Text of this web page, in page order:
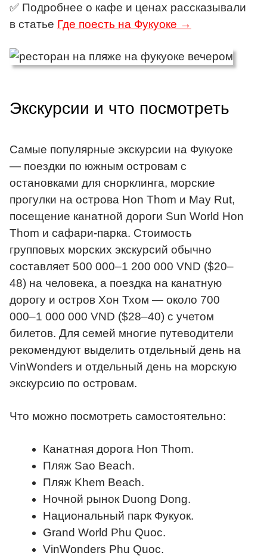
✅ Подробнее о кафе и ценах рассказывали
в статье Где поесть на Фукуоке →
Экскурсии и что посмотреть
Самые популярные экскурсии на Фукуоке
— поездки по южным островам с
остановками для снорклинга, морские
прогулки на острова Hon Thom и May Rut,
посещение канатной дороги Sun World Hon
Thom и сафари-парка. Стоимость
групповых морских экскурсий обычно
составляет 500 000–1 200 000 VND ($20–
48) на человека, а поездка на канатную
дорогу и остров Хон Тхом — около 700
000–1 000 000 VND ($28–40) с учетом
билетов. Для семей многие путеводители
рекомендуют выделить отдельный день на
VinWonders и отдельный день на морскую
экскурсию по островам.
Что можно посмотреть самостоятельно:
Канатная дорога Hon Thom.
Пляж Sao Beach.
Пляж Khem Beach.
Ночной рынок Duong Dong.
Национальный парк Фукуок.
Grand World Phu Quoc.
VinWonders Phu Quoc.